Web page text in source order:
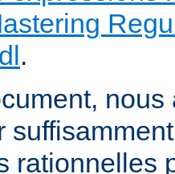
.
rationnelles